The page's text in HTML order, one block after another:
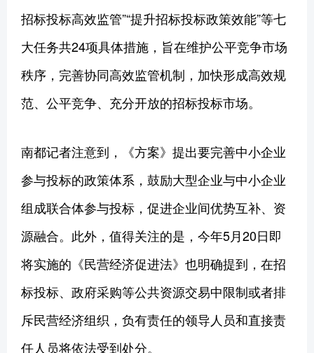
招标投标高效监管”“提升招标投标政策效能”等七
大任务共24项具体措施，旨在维护公平竞争市场
秩序，完善协同高效监管机制，加快形成高效规
范、公平竞争、充分开放的招标投标市场。
南都记者注意到，《方案》提出要完善中小企业
参与投标的政策体系，鼓励大型企业与中小企业
组成联合体参与投标，促进企业间优势互补、资
源融合。此外，值得关注的是，今年5月20日即
将实施的《民营经济促进法》也明确提到，在招
标投标、政府采购等公共资源交易中限制或者排
斥民营经济组织，负有责任的领导人员和直接责
任人员将依法受到处分。